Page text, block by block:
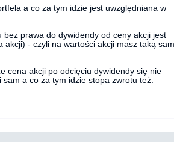
a co za tym idzie jest uwzględniana w
prawa do dywidendy od ceny akcji jest
- czyli na wartości akcji masz taką
cena akcji po odcięciu dywidendy się nie
a co za tym idzie stopa zwrotu też.